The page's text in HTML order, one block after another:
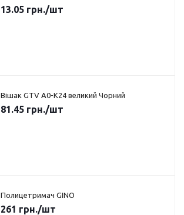
13.05 грн./шт
Вішак GTV A0-K24 великий Чорний
81.45 грн./шт
Полицетримач GINO
261 грн./шт